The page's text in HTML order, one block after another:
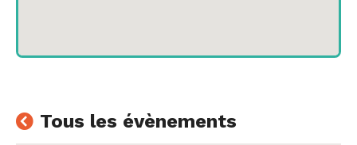
Tous les évènements